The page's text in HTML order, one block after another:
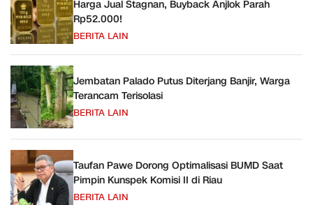
Harga Jual Stagnan, Buyback Anjlok Parah
Rp52.000!
BERITA LAIN
Jembatan Palado Putus Diterjang Banjir, Warga
Terancam Terisolasi
BERITA LAIN
Taufan Pawe Dorong Optimalisasi BUMD Saat
Pimpin Kunspek Komisi II di Riau
BERITA LAIN